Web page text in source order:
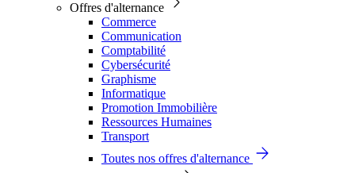
Offres d'alternance
Commerce
Communication
Comptabilité
Cybersécurité
Graphisme
Informatique
Promotion Immobilière
Ressources Humaines
Transport
Toutes nos offres d'alternance